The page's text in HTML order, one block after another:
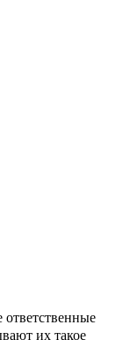
ответственные
их такое